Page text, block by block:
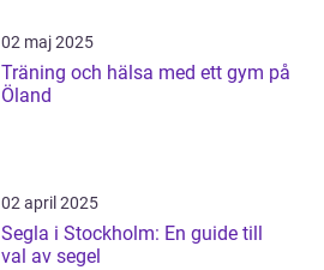
02 maj 2025
Träning och hälsa med ett gym på
Öland
02 april 2025
Segla i Stockholm: En guide till
val av segel